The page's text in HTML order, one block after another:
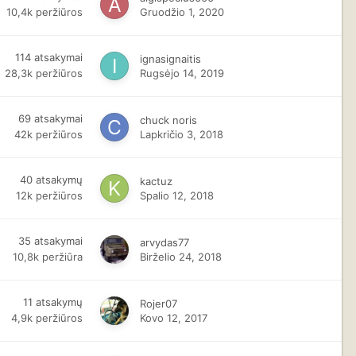
10,4k peržiūros
Gruodžio 1, 2020
114 atsakymai
28,3k peržiūros
ignasignaitis
Rugsėjo 14, 2019
69 atsakymai
42k peržiūros
chuck noris
Lapkričio 3, 2018
40 atsakymų
12k peržiūros
kactuz
Spalio 12, 2018
35 atsakymai
10,8k peržiūra
arvydas77
Birželio 24, 2018
11 atsakymų
4,9k peržiūros
Rojer07
Kovo 12, 2017